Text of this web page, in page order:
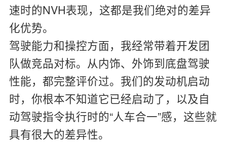
速时的NVH表现，这都是我们绝对的差异
化优势。
驾驶能力和操控方面，我经常带着开发团
队做竞品对标。从内饰、外饰到底盘驾驶
性能，都完整评价过。我们的发动机启动
时，你根本不知道它已经启动了，以及自
动驾驶指令执行时的“人车合一”感，这些就
具有很大的差异性。